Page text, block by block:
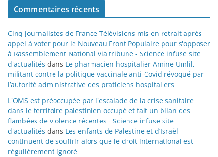
Commentaires récents
Cinq journalistes de France Télévisions mis en retrait après
appel à voter pour le Nouveau Front Populaire pour s'opposer
à Rassemblement National via tribune - Science infuse site
d'actualités dans Le pharmacien hospitalier Amine Umlil,
militant contre la politique vaccinale anti-Covid révoqué par
l’autorité administrative des praticiens hospitaliers
L'OMS est préoccupée par l'escalade de la crise sanitaire
dans le territoire palestinien occupé et fait un bilan des
flambées de violence récentes - Science infuse site
d'actualités dans Les enfants de Palestine et d’Israël
continuent de souffrir alors que le droit international est
régulièrement ignoré